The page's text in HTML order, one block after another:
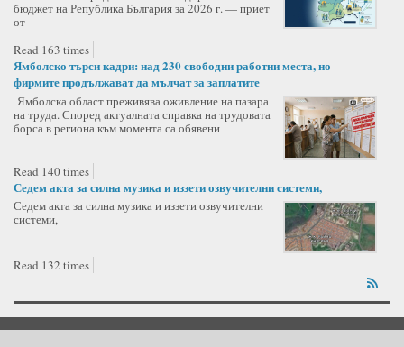
бюджет на Република България за 2026 г. — приет
от
Read 163 times
Ямболско търси кадри: над 230 свободни работни места, но
фирмите продължават да мълчат за заплатите
Ямболска област преживява оживление на пазара
на труда. Според актуалната справка на трудовата
борса в региона към момента са обявени
Read 140 times
Седем акта за силна музика и иззети озвучителни системи,
Седем акта за силна музика и иззети озвучителни
системи,
Read 132 times